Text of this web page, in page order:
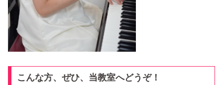
こんな方、ぜひ、当教室へどうぞ！